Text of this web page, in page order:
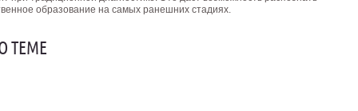
образование на самых ранешних стадиях.
ТЕМЕ